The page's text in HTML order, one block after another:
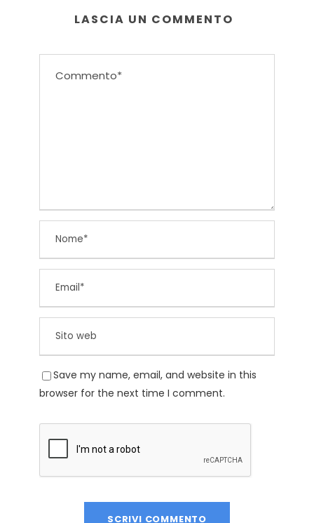
LASCIA UN COMMENTO
Save my name, email, and website in this
browser for the next time I comment.